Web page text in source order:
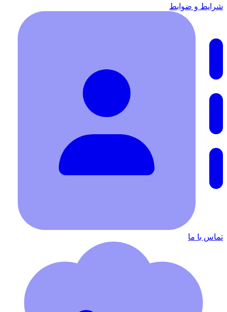
شرایط‌ و ضوابط
تماس با ما